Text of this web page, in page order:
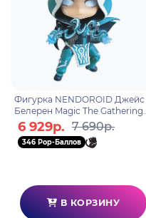
Фигурка NENDOROID Джейс
Белерен Magic The Gathering
Jace Beleren 4560308575823
6 929р. 7 690р.
346 Pop-Баллов
В КОРЗИНУ